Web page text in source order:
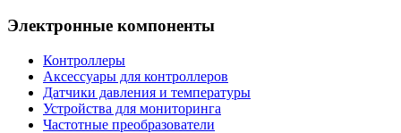
Электронные компоненты
Контроллеры
Аксессуары для контроллеров
Датчики давления и температуры
Устройства для мониторинга
Частотные преобразователи